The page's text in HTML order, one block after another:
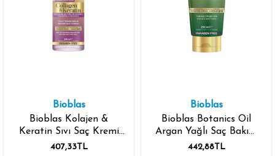
Bioblas
Bioblas Kolajen &
Keratin Sıvı Saç Kremi
200 ml
407,33TL
Bioblas
Bioblas Botanics Oil
Argan Yağlı Saç Bakım
Kremi 250 ml
442,88TL